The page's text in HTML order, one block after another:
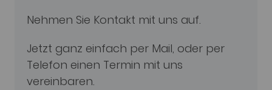
Nehmen Sie Kontakt mit uns auf.
Jetzt ganz einfach per Mail, oder per
Telefon einen Termin mit uns
vereinbaren.